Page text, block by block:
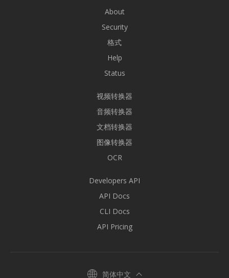
About
Security
格式
Help
Status
视频转换器
音频转换器
文档转换器
图像转换器
OCR
Developers API
API Docs
CLI Docs
API Pricing
简体中文